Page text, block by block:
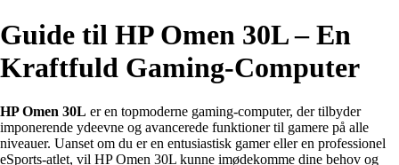
Guide til HP Omen 30L – En
Kraftfuld Gaming-Computer
HP Omen 30L er en topmoderne gaming-computer, der tilbyder
imponerende ydeevne og avancerede funktioner til gamere på alle
niveauer. Uanset om du er en entusiastisk gamer eller en professionel
eSports-atlet, vil HP Omen 30L kunne imødekomme dine behov og